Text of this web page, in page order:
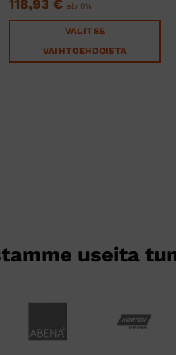
118,93€ alv 0%
VALITSE
VAIHTOEHDOISTA
useita